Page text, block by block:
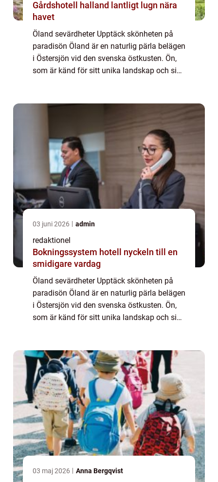
Gårdshotell halland lantligt lugn nära
havet
Öland sevärdheter Upptäck skönheten på
paradisön Öland är en naturlig pärla belägen
i Östersjön vid den svenska östkusten. Ön,
som är känd för sitt unika landskap och sin
03 juni 2026 admin
redaktionel
Bokningssystem hotell nyckeln till en
smidigare vardag
Öland sevärdheter Upptäck skönheten på
paradisön Öland är en naturlig pärla belägen
i Östersjön vid den svenska östkusten. Ön,
som är känd för sitt unika landskap och sin
03 maj 2026 Anna Bergqvist